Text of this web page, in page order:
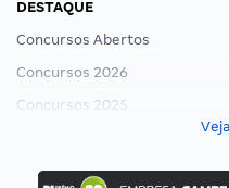
DESTAQUE
Concursos Abertos
Concursos 2026
Concursos 2025
Concurso Ibama